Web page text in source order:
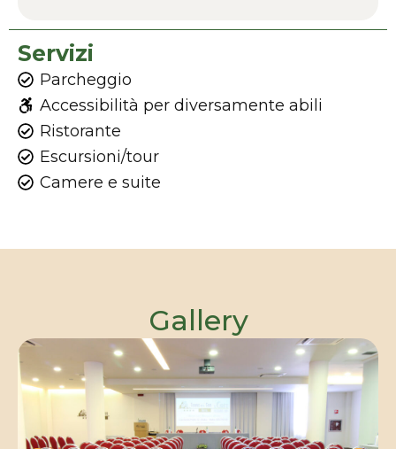
Servizi
Parcheggio
Accessibilità per diversamente abili
Ristorante
Escursioni/tour
Camere e suite
Gallery